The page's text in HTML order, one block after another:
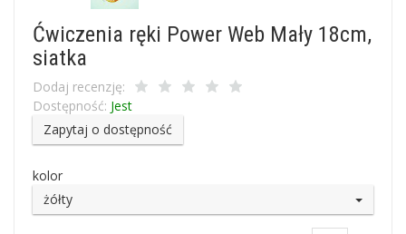
Ćwiczenia ręki Power Web Mały 18cm,
siatka
Dodaj recenzję:
Dostępność: Jest
Zapytaj o dostępność
kolor
żółty